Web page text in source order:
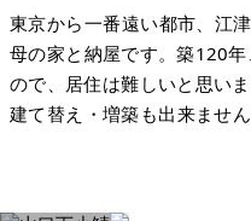
東京から一番遠い都市、江
母の家と納屋です。築120
ので、居住は難しいと思い
建て替え・増築も出来ません。 そこから徒歩3分の所にあ
宅街の雑種地(約100坪)と共